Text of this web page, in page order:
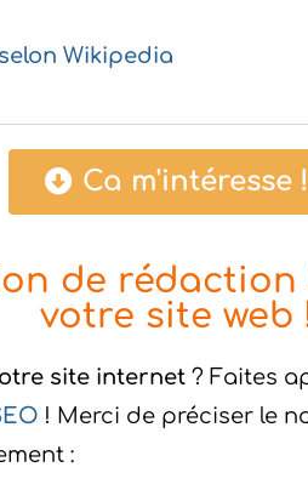
Wikipedia
Ca m'intéresse !
de
votre site web
site internet ? Faites
! Merci de préciser le
: